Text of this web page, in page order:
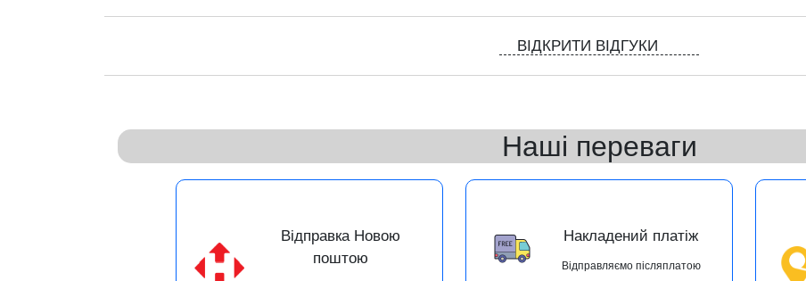
ВІДКРИТИ ВІДГУКИ
Наші переваги
Відправка Новою
поштою
Накладений платіж
Відправляємо післяплатою